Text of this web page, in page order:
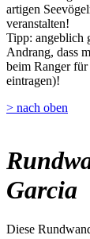
artigen
veranstalten!
Tipp: angeblich
Andrang, dass
beim Ranger
eintragen)!
> nach oben
Garcia
Diese